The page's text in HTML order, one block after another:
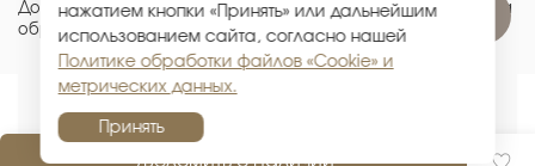
Уведомить о наличии
Договор-оферта |Политика конфиденциальности |
Политика
обработки файлов «Cookie» и метрических данных
нажатием кнопки «Принять» или дальнейшим
использованием сайта, согласно нашей
Политике обработки файлов «Cookie» и
метрических данных.
Принять